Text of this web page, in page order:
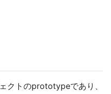
クトのprototypeであり、